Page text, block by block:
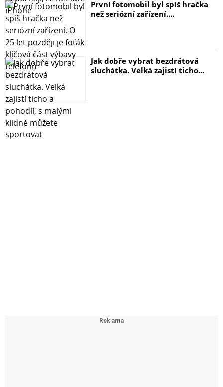
První fotomobil byl spíš hračka
než seriózní zařízení....
Jak dobře vybrat bezdrátová
sluchátka. Velká zajistí ticho...